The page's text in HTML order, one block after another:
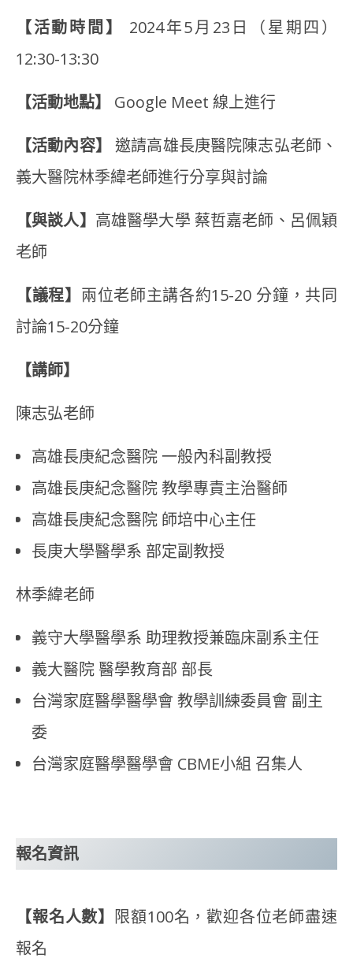
【活動時間】
2024年5月23日（星期四）
12:30-13:30
【活動地點】 Google Meet 線上進行
【活動內容】邀請高雄長庚醫院陳志弘老師、
義大醫院林季緯老師進行分享與討論
【與談人】 高雄醫學大學 蔡哲嘉老師、呂佩穎
老師
【議程】 兩位老師主講各約15-20 分鐘，共同
討論15-20分鐘
【講師】
陳志弘老師
⾼雄長庚紀念醫院 一般內科副教授
⾼雄長庚紀念醫院 教學專責主治醫師
高雄長庚紀念醫院 師培中⼼主任
長庚⼤學醫學系 部定副教授
林季緯老師
義守大學醫學系 助理教授兼臨床副系主任
義大醫院 醫學教育部 部長
台灣家庭醫學醫學會 教學訓練委員會 副主
委
台灣家庭醫學醫學會 CBME小組 召集人
報名資訊
【報名人數】
限額100名，歡迎各位老師盡速
報名